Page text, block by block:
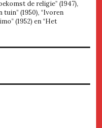
de religie” (1947),
tuin” (1950), “Ivoren
(1952) en “Het